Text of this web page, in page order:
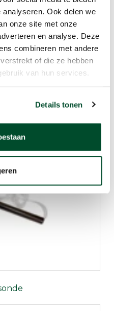
Ook delen we
onze site met onze
en analyse. Deze
combineren met andere
of die ze hebben
van hun services.
Details tonen